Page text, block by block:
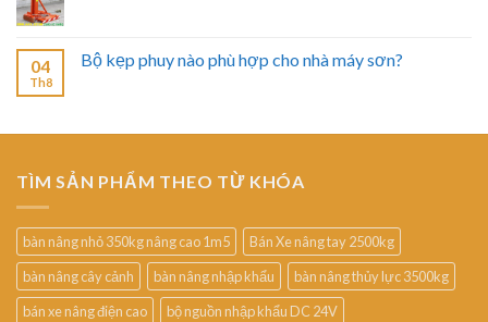
04
Th8
Bộ kẹp phuy nào phù hợp cho nhà máy sơn?
TÌM SẢN PHẨM THEO TỪ KHÓA
bàn nâng nhỏ 350kg nâng cao 1m5
Bán Xe nâng tay 2500kg
bàn nâng cây cảnh
bàn nâng nhập khẩu
bàn nâng thủy lực 3500kg
bán xe nâng điện cao
bộ nguồn nhập khẩu DC 24V